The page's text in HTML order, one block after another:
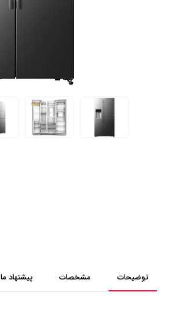
توضیحات مشخصات پیشنهاد ما